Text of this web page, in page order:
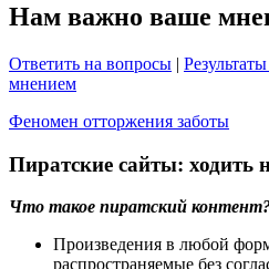
Нам важно ваше
Ответить на вопросы |
мнением
Феномен отторжения заботы
Пиратские сайты: ходить
Что такое пиратский
Произведения в любой
распространяемые без